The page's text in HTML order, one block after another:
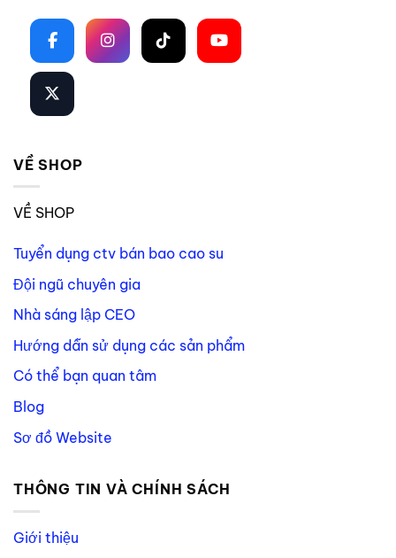
VỀ SHOP
VỀ SHOP
Tuyển dụng ctv bán bao cao su
Đội ngũ chuyên gia
Nhà sáng lập CEO
Hướng dẫn sử dụng các sản phẩm
Có thể bạn quan tâm
Blog
Sơ đồ Website
THÔNG TIN VÀ CHÍNH SÁCH
Giới thiệu